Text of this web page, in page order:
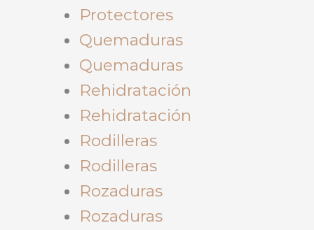
Protectores
Quemaduras
Quemaduras
Rehidratación
Rehidratación
Rodilleras
Rodilleras
Rozaduras
Rozaduras